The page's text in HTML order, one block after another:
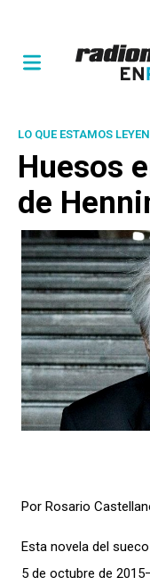
LO QUE ESTAMOS
Huesos
de
Por Rosario
Esta novela del
5 de octubre de